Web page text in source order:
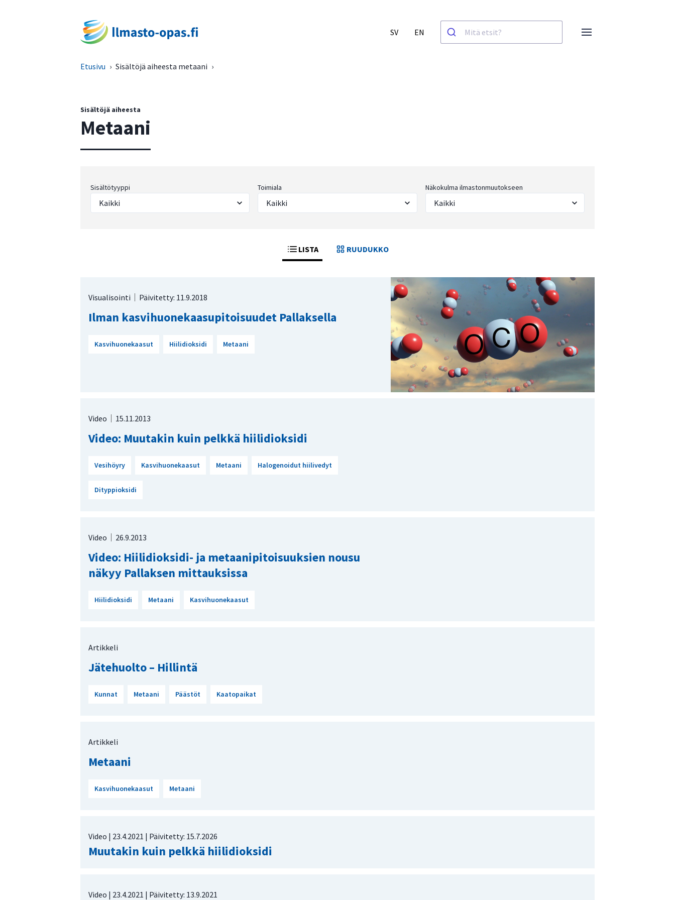
SV EN
Etusivu › Sisältöjä aiheesta metaani ›
Sisältöjä aiheesta
Metaani
Sisältötyyppi Toimiala Näkokulma ilmastonmuutokseen
LISTA RUUDUKKO
Visualisointi Päivitetty: 11.9.2018
Ilman kasvihuonekaasupitoisuudet Pallaksella
Kasvihuonekaasut Hiilidioksidi Metaani
Video 15.11.2013
Video: Muutakin kuin pelkkä hiilidioksidi
Vesihöyry Kasvihuonekaasut Metaani Halogenoidut hiilivedyt
Dityppioksidi
Video 26.9.2013
Video: Hiilidioksidi- ja metaanipitoisuuksien nousu
näkyy Pallaksen mittauksissa
Hiilidioksidi Metaani Kasvihuonekaasut
Artikkeli
Jätehuolto – Hillintä
Kunnat Metaani Päästöt Kaatopaikat
Artikkeli
Metaani
Kasvihuonekaasut Metaani
Video | 23.4.2021 | Päivitetty: 15.7.2026
Muutakin kuin pelkkä hiilidioksidi
Video | 23.4.2021 | Päivitetty: 13.9.2021